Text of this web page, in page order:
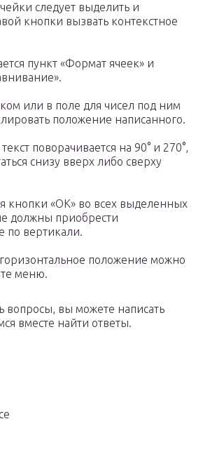
следует выделить и
кнопки вызвать контекстное
пункт «Формат ячеек» и
или в поле для чисел под ним
положение написанного.
поворачивается на 90° и 270°,
снизу вверх либо сверху
кнопки «OK» во всех выделенных
должны приобрести
по вертикали.
положение можно
меню.
вопросы, вы можете написать
вместе найти ответы.